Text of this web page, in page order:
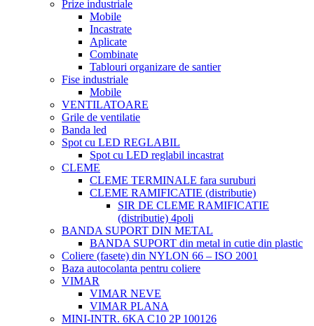
Prize industriale
Mobile
Incastrate
Aplicate
Combinate
Tablouri organizare de santier
Fise industriale
Mobile
VENTILATOARE
Grile de ventilatie
Banda led
Spot cu LED REGLABIL
Spot cu LED reglabil incastrat
CLEME
CLEME TERMINALE fara suruburi
CLEME RAMIFICATIE (distributie)
SIR DE CLEME RAMIFICATIE
(distributie) 4poli
BANDA SUPORT DIN METAL
BANDA SUPORT din metal in cutie din plastic
Coliere (fasete) din NYLON 66 – ISO 2001
Baza autocolanta pentru coliere
VIMAR
VIMAR NEVE
VIMAR PLANA
MINI-INTR. 6KA C10 2P 100126